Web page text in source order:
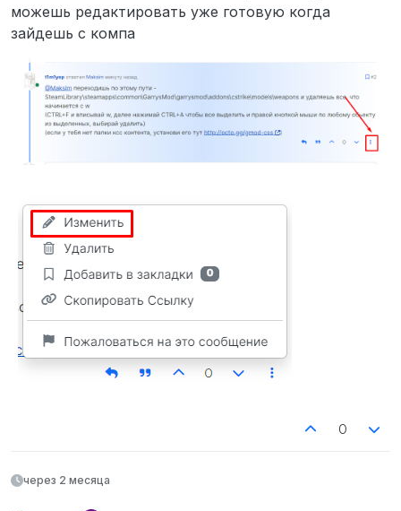
можешь редактировать уже готовую когда
зайдешь с компа
0
через 2 месяца